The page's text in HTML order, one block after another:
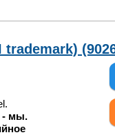
- мы.